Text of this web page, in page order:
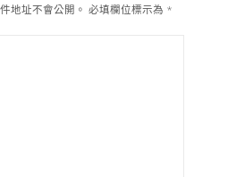
地址不會公開。 必填欄位標示為 *